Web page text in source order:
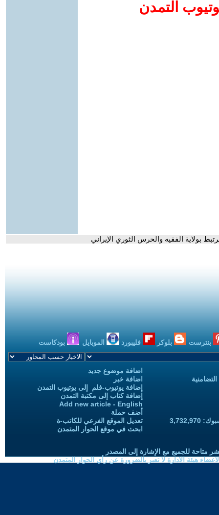
التمدن
بولاية الفقيه والحرس الثوري الإيراني
بنترست بلوكر فليبورد الموبايل بودكاست
اضافة موضوع جديد
اضافة خبر
إضافة يوتيوب-فلم إلى يوتيوب التمدن
إضافة كتاب إلى مكتبة التمدن
Add new article - English
أضف حملة
تعديل الموقع الفرعي للكاتب-ة
ابحث في موقع الحوار المتمدن
متاحة للجميع مع الإشارة إلى المصدر
هيئة الادارة لا تعبر بالضرورة عن رأي الحوار المتمدن